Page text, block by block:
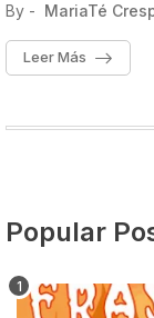
By - MariaTé
Leer Más
Popular